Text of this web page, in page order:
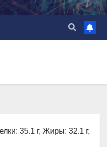
35.1 г, Жиры: 32.1 г,